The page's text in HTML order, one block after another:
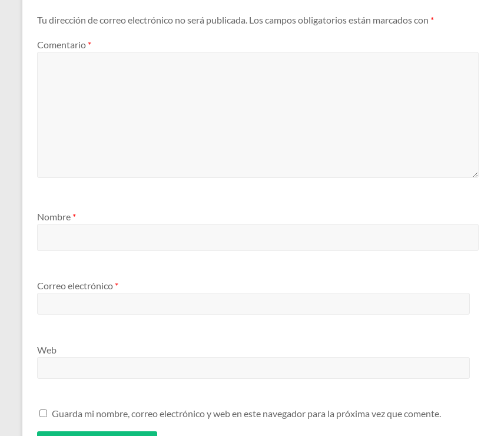
Tu dirección de correo electrónico no será publicada. Los campos obligatorios están marcados con *
Comentario *
Nombre *
Correo electrónico *
Web
Guarda mi nombre, correo electrónico y web en este navegador para la próxima vez que comente.